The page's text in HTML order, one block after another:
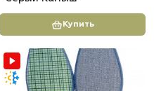
Купить